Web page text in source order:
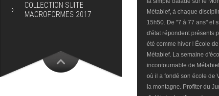
COLLECTION SUITE
MACROFORMES 2017